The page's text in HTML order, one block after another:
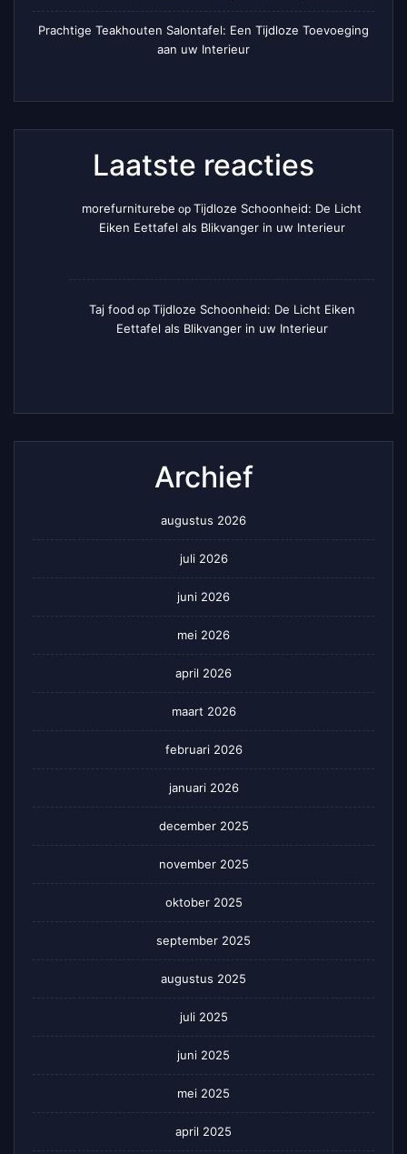
Prachtige Teakhouten Salontafel: Een Tijdloze Toevoeging
aan uw Interieur
Laatste reacties
morefurniturebe op Tijdloze Schoonheid: De Licht
Eiken Eettafel als Blikvanger in uw Interieur
Taj food op Tijdloze Schoonheid: De Licht Eiken
Eettafel als Blikvanger in uw Interieur
Archief
augustus 2026
juli 2026
juni 2026
mei 2026
april 2026
maart 2026
februari 2026
januari 2026
december 2025
november 2025
oktober 2025
september 2025
augustus 2025
juli 2025
juni 2025
mei 2025
april 2025